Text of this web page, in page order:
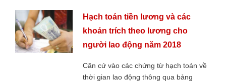
Hạch toán tiền lương và các
khoản trích theo lương cho
người lao động năm 2018
Căn cứ vào các chứng từ hạch toán về
thời gian lao động thông qua bảng